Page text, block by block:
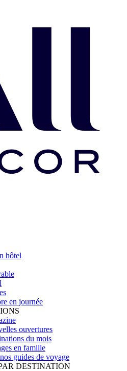
hôtel
en journée
ouvertures
du mois
en famille
guides de voyage
DESTINATION